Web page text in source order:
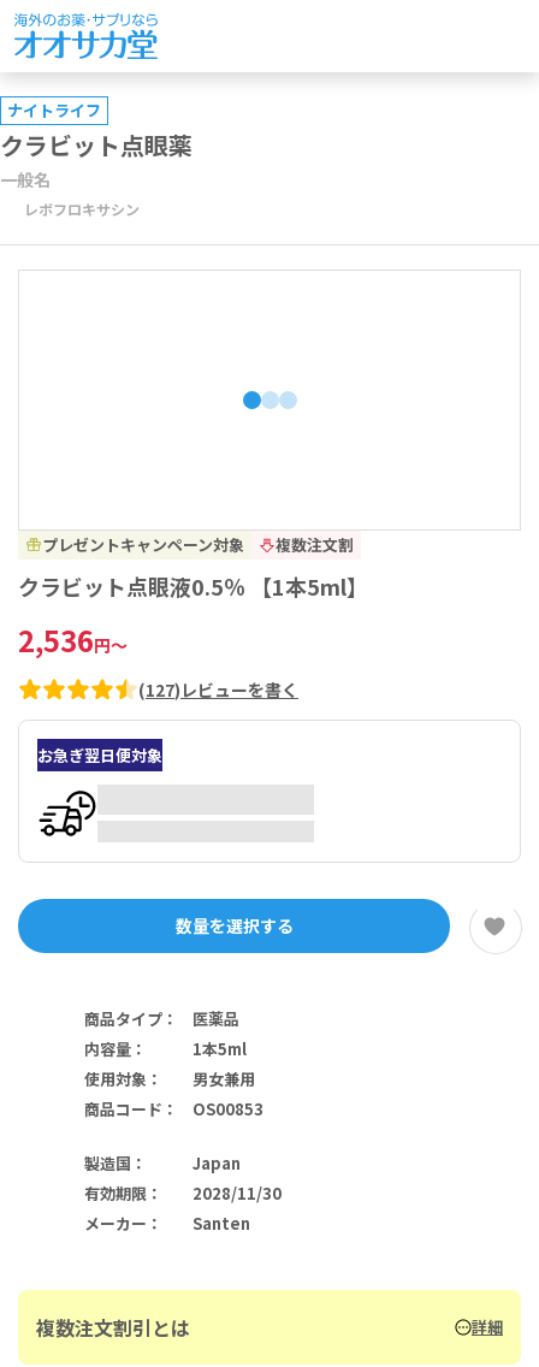
ナイトライフ
クラビット点眼薬
一般名
レボフロキサシン
プレゼントキャンペーン対象 複数注文割
クラビット点眼液0.5％ 【1本5ml】
2,536円～
(127) レビューを書く
お急ぎ翌日便対象
数量を選択する
商品タイプ ：
医薬品
内容量 ：
1本5ml
使用対象 ：
男女兼用
商品コード ： OS00853
製造国 ：
Japan
有効期限 ：
2028/11/30
メーカー ： Santen
複数注文割引とは 詳細